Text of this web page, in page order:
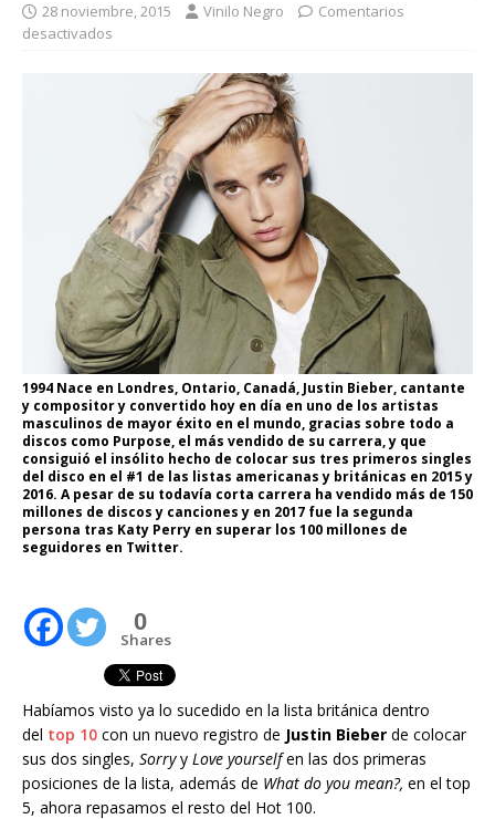
28 noviembre, 2015 Vinilo Negro
Comentarios
desactivados
1994 Nace en Londres, Ontario, Canadá, Justin Bieber, cantante
y compositor y convertido hoy en día en uno de los artistas
masculinos de mayor éxito en el mundo, gracias sobre todo a
discos como Purpose, el más vendido de su carrera, y que
consiguió el insólito hecho de colocar sus tres primeros singles
del disco en el #1 de las listas americanas y británicas en 2015 y
2016. A pesar de su todavía corta carrera ha vendido más de 150
millones de discos y canciones y en 2017 fue la segunda
persona tras Katy Perry en superar los 100 millones de
seguidores en Twitter.
0
Shares
Habíamos visto ya lo sucedido en la lista británica dentro
del top 10 con un nuevo registro de Justin Bieber de colocar
sus dos singles, Sorryy Love yourselfen las dos primeras
posiciones de la lista, además de What do you mean?, en el top
5, ahora repasamos el resto del Hot 100.